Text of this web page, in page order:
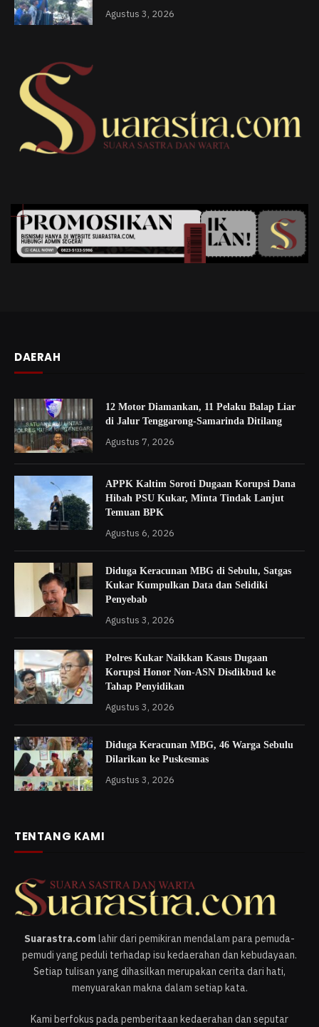
Agustus 3, 2026
DAERAH
12 Motor Diamankan, 11 Pelaku Balap Liar
di Jalur Tenggarong-Samarinda Ditilang
Agustus 7, 2026
APPK Kaltim Soroti Dugaan Korupsi Dana
Hibah PSU Kukar, Minta Tindak Lanjut
Temuan BPK
Agustus 6, 2026
Diduga Keracunan MBG di Sebulu, Satgas
Kukar Kumpulkan Data dan Selidiki
Penyebab
Agustus 3, 2026
Polres Kukar Naikkan Kasus Dugaan
Korupsi Honor Non-ASN Disdikbud ke
Tahap Penyidikan
Agustus 3, 2026
Diduga Keracunan MBG, 46 Warga Sebulu
Dilarikan ke Puskesmas
Agustus 3, 2026
TENTANG KAMI
Suarastra.comlahir dari pemikiran mendalam para pemuda-
pemudi yang peduli terhadap isu kedaerahan dan kebudayaan.
Setiap tulisan yang dihasilkan merupakan cerita dari hati,
menyuarakan makna dalam setiap kata.
Kami berfokus pada pemberitaan kedaerahan dan seputar